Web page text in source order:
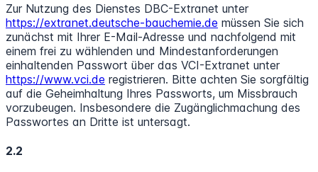
Zur Nutzung des Dienstes DBC-Extranet unter
https://extranet.deutsche-bauchemie.de müssen Sie sich
zunächst mit Ihrer E-Mail-Adresse und nachfolgend mit
einem frei zu wählenden und Mindestanforderungen
einhaltenden Passwort über das VCI-Extranet unter
https://www.vci.de registrieren. Bitte achten Sie sorgfältig
auf die Geheimhaltung Ihres Passworts, um Missbrauch
vorzubeugen. Insbesondere die Zugänglichmachung des
Passwortes an Dritte ist untersagt.
2.2